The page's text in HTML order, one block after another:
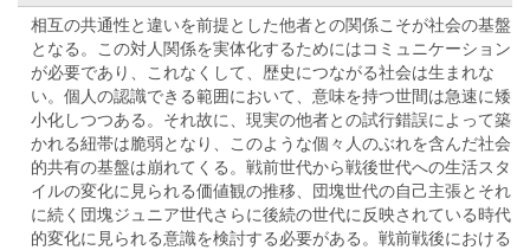
相互の共通性と違いを前提とした他者との関係こそが社会の基盤
となる。この対人関係を実体化するためにはコミュニケーション
が必要であり、これなくして、歴史につながる社会は生まれな
い。個人の認識できる範囲において、意味を持つ世間は急速に矮
小化しつつある。それ故に、現実の他者との試行錯誤によって築
かれる紐帯は脆弱となり、このような個々人のぶれを含んだ社会
的共有の基盤は崩れてくる。戦前世代から戦後世代への生活スタ
イルの変化に見られる価値観の推移、団塊世代の自己主張とそれ
に続く団塊ジュニア世代さらに後続の世代に反映されている時代
的変化に見られる意識を検討する必要がある。戦前戦後における